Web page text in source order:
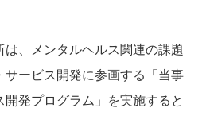
、メンタルヘルス関連の課題
サービス開発に参画する「当事
発プログラム」を実施すると